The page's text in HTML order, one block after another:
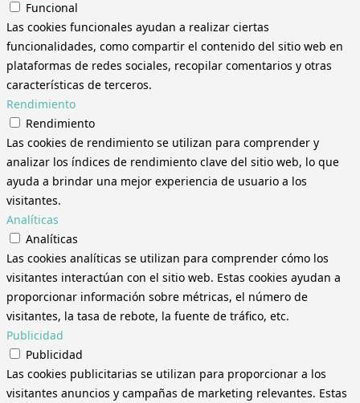
Funcional
Las cookies funcionales ayudan a realizar ciertas
funcionalidades, como compartir el contenido del sitio web en
plataformas de redes sociales, recopilar comentarios y otras
características de terceros.
Rendimiento
Rendimiento
Las cookies de rendimiento se utilizan para comprender y
analizar los índices de rendimiento clave del sitio web, lo que
ayuda a brindar una mejor experiencia de usuario a los
visitantes.
Analíticas
Analíticas
Las cookies analíticas se utilizan para comprender cómo los
visitantes interactúan con el sitio web. Estas cookies ayudan a
proporcionar información sobre métricas, el número de
visitantes, la tasa de rebote, la fuente de tráfico, etc.
Publicidad
Publicidad
Las cookies publicitarias se utilizan para proporcionar a los
visitantes anuncios y campañas de marketing relevantes. Estas